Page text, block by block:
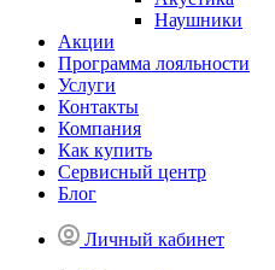
Наушники
Акции
Программа лояльности
Услуги
Контакты
Компания
Как купить
Сервисный центр
Блог
Личный кабинет